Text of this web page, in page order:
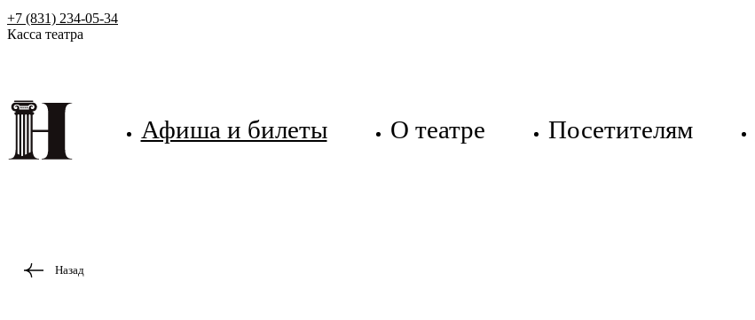
+7 (831) 234-05-34
Касса театра
Афиша и билеты О театре Посетителям
Назад